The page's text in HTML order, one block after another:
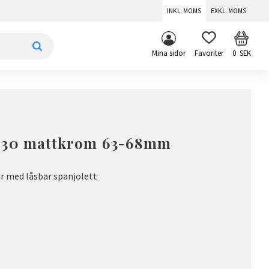
INKL. MOMS EXKL. MOMS
Mina sidor FAVORITER 0SEK
mattkrom 63-68mm
med låsbar spanjolett